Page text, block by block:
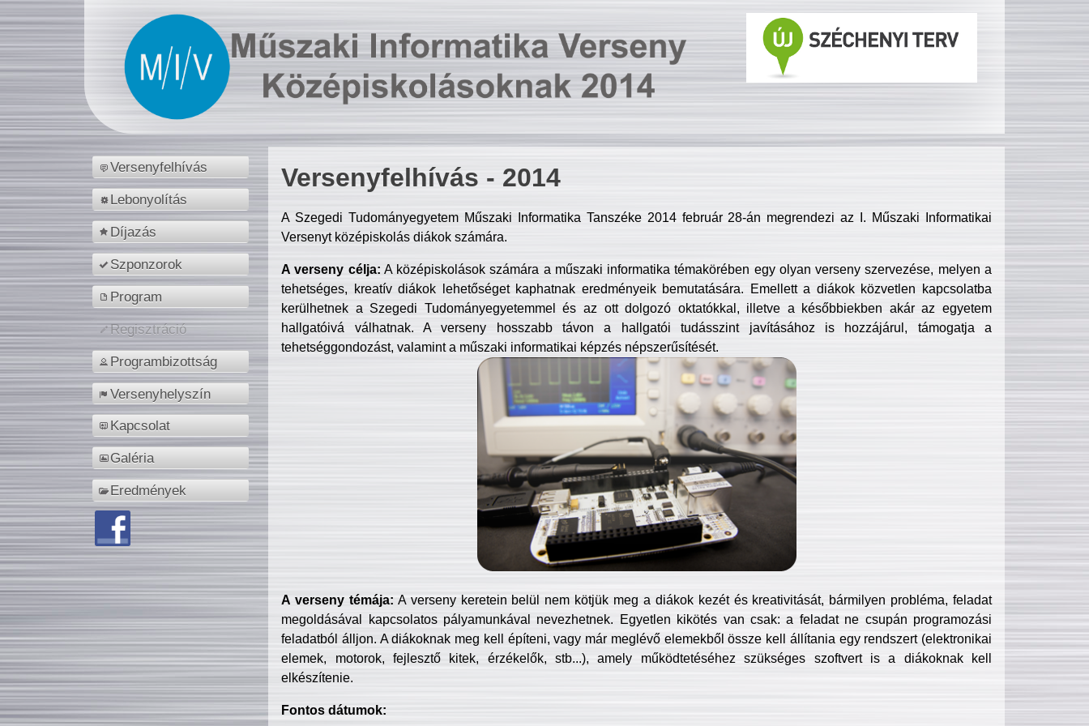
Versenyfelhívás
Lebonyolítás
Díjazás
Szponzorok
Program
Regisztráció
Programbizottság
Versenyhelyszín
Kapcsolat
Galéria
Eredmények
Versenyfelhívás - 2014
A Szegedi Tudományegyetem Műszaki Informatika Tanszéke 2014 február 28-án megrendezi az I. Műszaki Informatikai
Versenyt középiskolás diákok számára.
A verseny célja: A középiskolások számára a műszaki informatika témakörében egy olyan verseny szervezése, melyen a
tehetséges, kreatív diákok lehetőséget kaphatnak eredményeik bemutatására. Emellett a diákok közvetlen kapcsolatba
kerülhetnek a Szegedi Tudományegyetemmel és az ott dolgozó oktatókkal, illetve a későbbiekben akár az egyetem
hallgatóivá válhatnak. A verseny hosszabb távon a hallgatói tudásszint javításához is hozzájárul, támogatja a
tehetséggondozást, valamint a műszaki informatikai képzés népszerűsítését.
A verseny témája: A verseny keretein belül nem kötjük meg a diákok kezét és kreativitását, bármilyen probléma, feladat
megoldásával kapcsolatos pályamunkával nevezhetnek. Egyetlen kikötés van csak: a feladat ne csupán programozási
feladatból álljon. A diákoknak meg kell építeni, vagy már meglévő elemekből össze kell állítania egy rendszert (elektronikai
elemek, motorok, fejlesztő kitek, érzékelők, stb...), amely működtetéséhez szükséges szoftvert is a diákoknak kell
elkészítenie.
Fontos dátumok: